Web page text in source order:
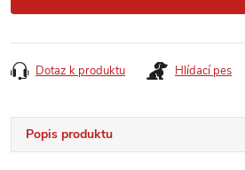
Dotaz k produktu Hlídací pes
Popis produktu